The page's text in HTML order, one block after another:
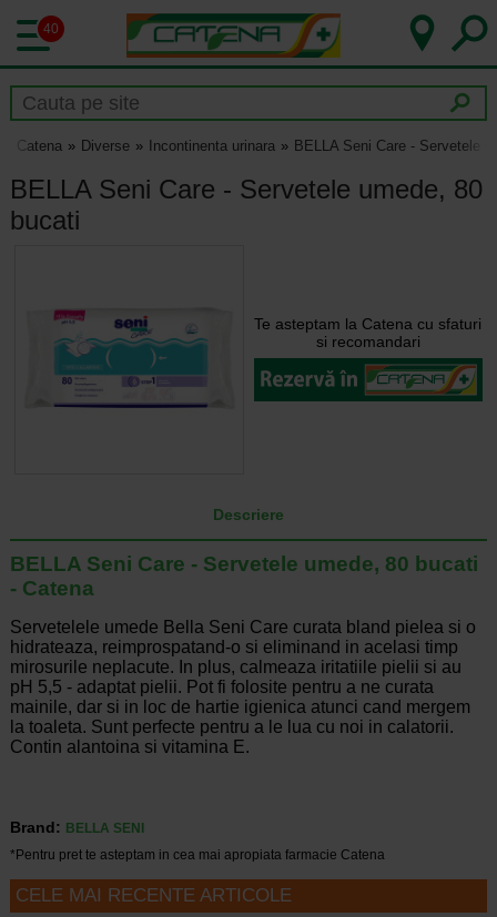
40
Catena Diverse Incontinenta urinara BELLA Seni Care - Servetele
BELLA Seni Care - Servetele umede, 80
bucati
Te asteptam la Catena cu sfaturi
si recomandari
Descriere
BELLA Seni Care - Servetele umede, 80 bucati
- Catena
Servetelele umede Bella Seni Care curata bland pielea si o
hidrateaza, reimprospatand-o si eliminand in acelasi timp
mirosurile neplacute. In plus, calmeaza iritatiile pielii si au
pH 5,5 - adaptat pielii. Pot fi folosite pentru a ne curata
mainile, dar si in loc de hartie igienica atunci cand mergem
la toaleta. Sunt perfecte pentru a le lua cu noi in calatorii.
Contin alantoina si vitamina E.
Brand:
BELLA SENI
*Pentru pret te asteptam in cea mai apropiata farmacie Catena
CELE MAI RECENTE ARTICOLE